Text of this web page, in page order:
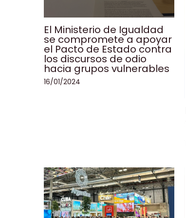
El Ministerio de Igualdad
se compromete a apoyar
el Pacto de Estado contra
los discursos de odio
hacia grupos vulnerables
16/01/2024